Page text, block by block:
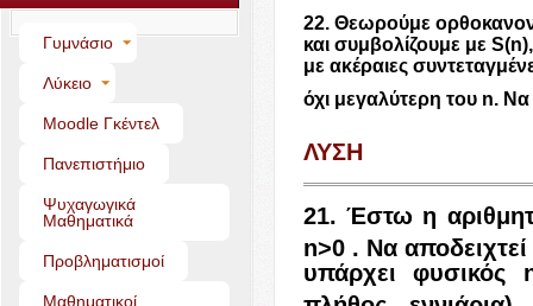
Γυμνάσιο
Λύκειο
Moo­dle Γκέντελ
Πανεπιστήμιο
Ψυχαγωγικά
Μαθηματικά
Προβληματισμοί
Μαθηματικοί
22. Θεωρούμε
και συμβολίζουμε με
με ακέραιες
όχι μεγαλύτερη του n.
ΛΥΣΗ
21. Έστω η
n>0. Να αποδειχτεί
υπάρχει φυσικός